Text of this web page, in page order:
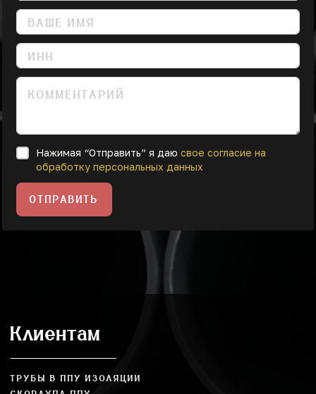
Нажимая “Отправить” я даю свое согласие на
обработку персональных данных
ОТПРАВИТЬ
Клиентам
ТРУБЫ В ППУ ИЗОЛЯЦИИ